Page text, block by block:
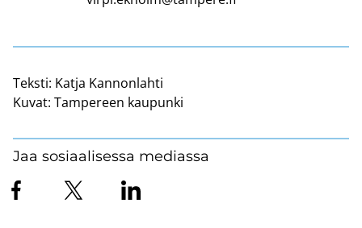
Teksti: Katja Kannonlahti
Kuvat: Tampereen kaupunki
Jaa sosiaalisessa mediassa